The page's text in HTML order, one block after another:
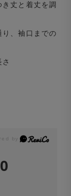
丈と着丈を調
り、袖口までの